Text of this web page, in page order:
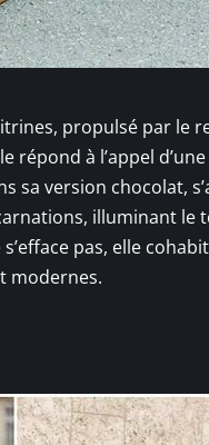
propulsé par le
répond à l’appel
sa version chocolat,
illuminant le
pas, elle
modernes.